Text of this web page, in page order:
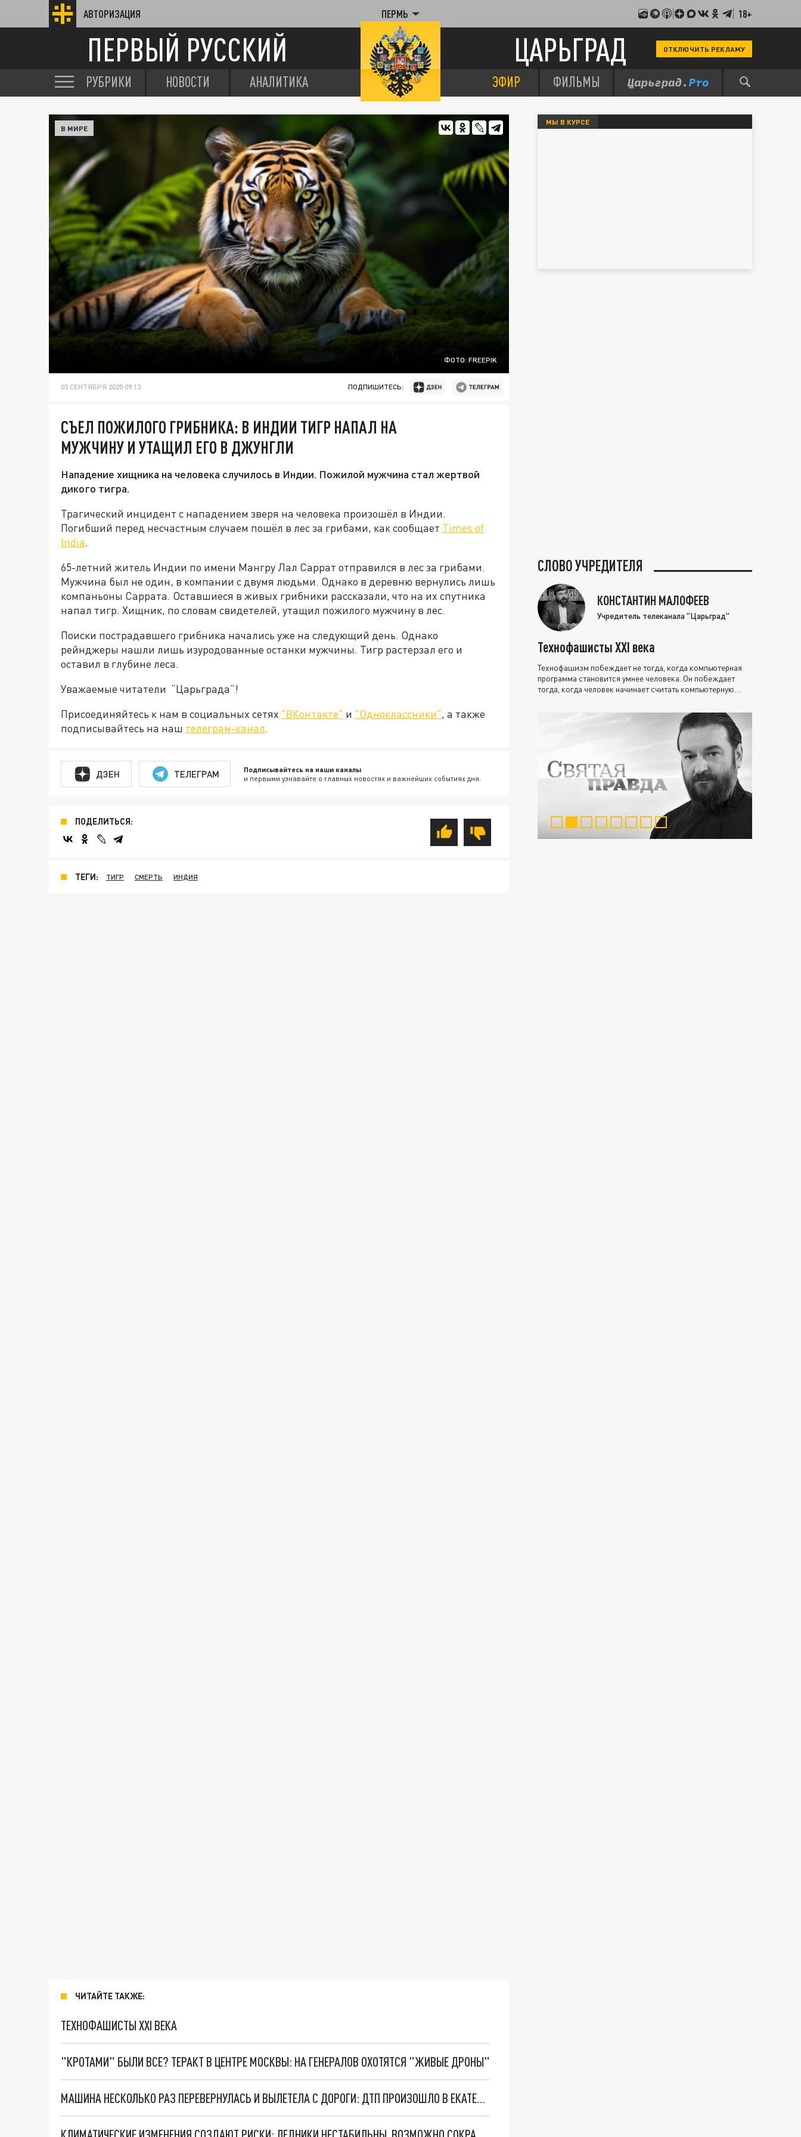
АВТОРИЗАЦИЯ ПЕРМЬ 18+
ПЕРВЫЙ РУССКИЙ ЦАРЬГРАД ОТКЛЮЧИТЬ РЕКЛАМУ
РУБРИКИ НОВОСТИ АНАЛИТИКА ЭФИР ФИЛЬМЫ
ФОТО: FREEPIK
В МИРЕ
03 СЕНТЯБРЯ 2025 09:13 ПОДПИШИТЕСЬ:
СЪЕЛ ПОЖИЛОГО ГРИБНИКА: В ИНДИИ ТИГР НАПАЛ НА
МУЖЧИНУ И УТАЩИЛ ЕГО В ДЖУНГЛИ
Нападение хищника на человека случилось в Индии. Пожилой мужчина стал жертвой
дикого тигра.
Трагический инцидент с нападением зверя на человека произошёл в Индии.
Погибший перед несчастным случаем пошёл в лес за грибами, как сообщает Times of
India.
65-летний житель Индии по имени Мангру Лал Саррат отправился в лес за грибами.
Мужчина был не один, в компании с двумя людьми. Однако в деревню вернулись лишь
компаньоны Саррата. Оставшиеся в живых грибники рассказали, что на их спутника
напал тигр. Хищник, по словам свидетелей, утащил пожилого мужчину в лес.
Поиски пострадавшего грибника начались уже на следующий день. Однако
рейнджеры нашли лишь изуродованные останки мужчины. Тигр растерзал его и
оставил в глубине леса.
Уважаемые читатели “Царьграда”!
Присоединяйтесь к нам в социальных сетях "ВКонтакте" и "Одноклассники", а также
подписывайтесь на наш телеграм-канал.
ДЗЕН ТЕЛЕГРАМ Подписывайтесь на наши каналы
и первыми узнавайте о главных новостях и важнейших событиях дня.
ПОДЕЛИТЬСЯ:
ТЕГИ: ТИГР СМЕРТЬ ИНДИЯ
ЧИТАЙТЕ ТАКЖЕ:
ТЕХНОФАШИСТЫ XXI ВЕКА
"КРОТАМИ" БЫЛИ ВСЕ? ТЕРАКТ В ЦЕНТРЕ МОСКВЫ: НА ГЕНЕРАЛОВ ОХОТЯТСЯ "ЖИВЫЕ ДРОНЫ"
МАШИНА НЕСКОЛЬКО РАЗ ПЕРЕВЕРНУЛАСЬ И ВЫЛЕТЕЛА С ДОРОГИ: ДТП ПРОИЗОШЛО В ЕКАТЕРИНБУРГЕ
МЫ В КУРСЕ
СЛОВО УЧРЕДИТЕЛЯ
КОНСТАНТИН МАЛОФЕЕВ
Учредитель телеканала "Царьград"
Технофашисты XXI века
Технофашизм побеждает не тогда, когда компьютерная
программа становится умнее человека. Он побеждает
тогда, когда человек начинает считать компьютерную